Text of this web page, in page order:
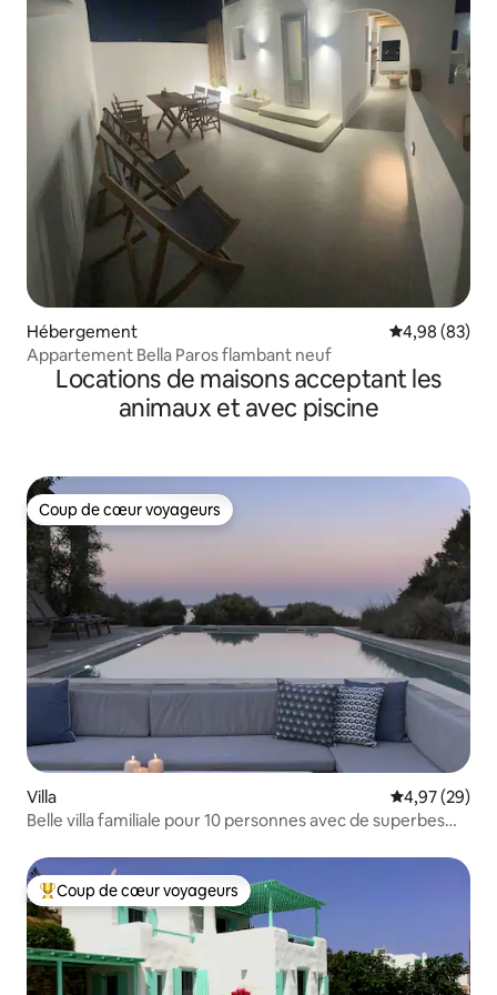
Hébergement Évaluation
4,98 (83)
Appartement Bella Paros flambant neuf
Locations de maisons acceptant les
animaux et avec piscine
Coup de cœur voyageurs
Coup de cœur voyageurs
Villa Évaluation
4,97 (29)
Belle villa familiale pour 10 personnes avec de superbes
Coups de cœur voyageurs les plus appréciés
Coup de cœur voyageurs